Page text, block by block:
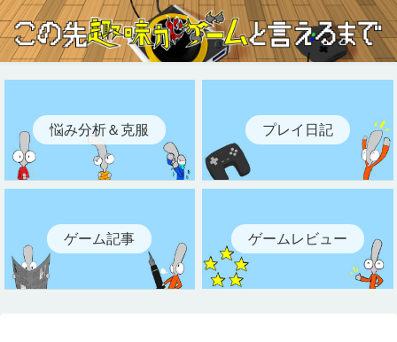
悩み分析＆克服 プレイ日記
ゲーム記事 ゲームレビュー